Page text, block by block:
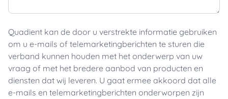
Quadient kan de door u verstrekte informatie gebruiken
om u e-mails of telemarketingberichten te sturen die
verband kunnen houden met het onderwerp van uw
vraag of met het bredere aanbod van producten en
diensten dat wij leveren. U gaat ermee akkoord dat alle
e-mails en telemarketingberichten onderworpen zijn